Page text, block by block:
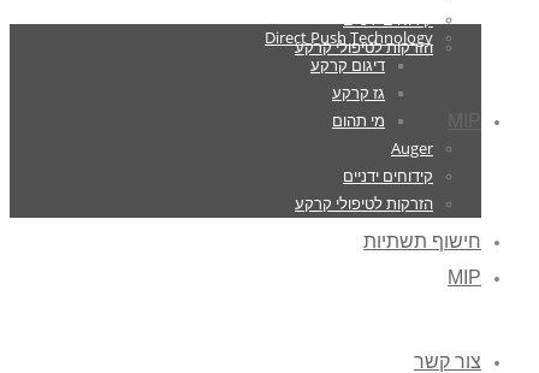
קידוחים ידניים
הזרקות לטיפולי קרקע
חישוף תשתיות
צור קשר
Direct Push Technology
דיגום קרקע
גז קרקע
מי תהום
Auger
קידוחים ידניים
הזרקות לטיפולי קרקע
MIP